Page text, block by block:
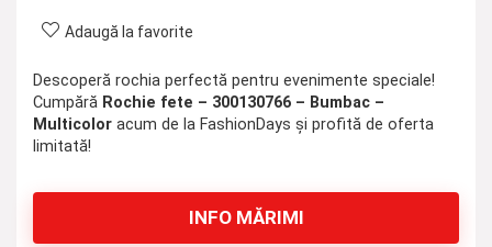
Adaugă la favorite
Descoperă rochia perfectă pentru evenimente speciale!
Cumpără Rochie fete – 300130766 – Bumbac –
Multicolor acum de la FashionDays și profită de oferta
limitată!
INFO MĂRIMI